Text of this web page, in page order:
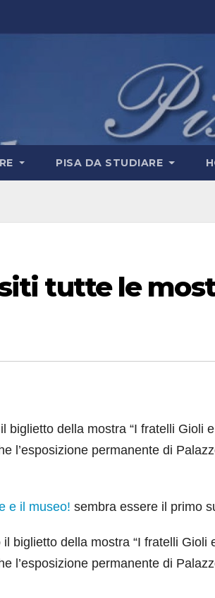
PISA DA STUDIARE
tutte le
biglietto della mostra “I fratelli Gioli
l’esposizione permanente di
e il museo! sembra essere il primo
biglietto della mostra “I fratelli Gioli
l’esposizione permanente di